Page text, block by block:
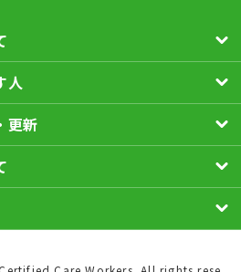
人
更新